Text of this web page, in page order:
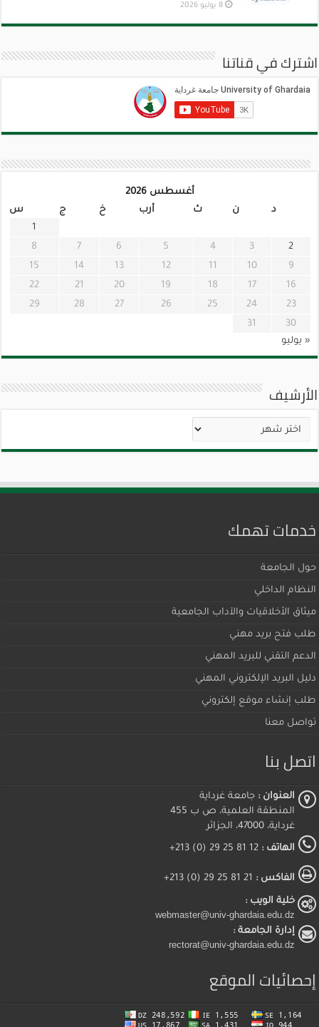
8 يوليو 2026
اشترك في قناتنا
أغسطس 2026
د
ن ث أرب خ ج
س
1
2
3
4
5
6
7
8
9
10
11
12
13
14
15
16
17
18
19
20
21
22
23
24
25
26
27
28
29
30
31
« يوليو
الأرشيف
الأرشيف
خدمات تهمك
حول الجامعة
النظام الداخلي
ميثاق اﻷخلاقيات والآداب الجامعية
طلب فتح بريد مهني
الدعم التقني للبريد المهني
دليل البريد الإلكتروني المهني
طلب إنشاء موقع إلكتروني
تواصل معنا
اتصل بنا
العنوان : جامعة غرداية
المنطقة العلمية، ص ب 455
غرداية، 47000، الجزائر
الهاتف : 12 81 25 29 (0) 213+
الفاكس :
خلية الويب :
webmaster@univ-ghardaia.edu.dz
إدارة الجامعة :
rectorat@univ-ghardaia.edu.dz
إحصائيات الموقع